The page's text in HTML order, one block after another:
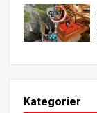
Kategorier